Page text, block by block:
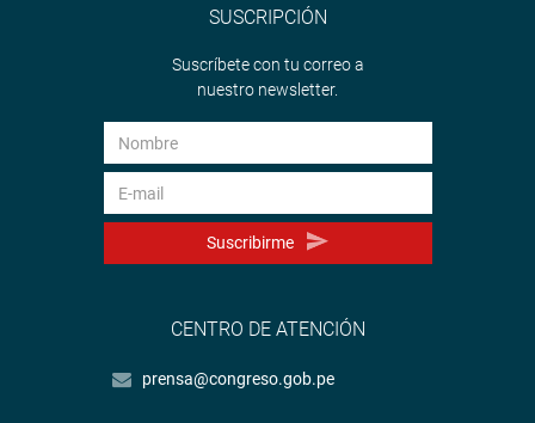
SUSCRIPCIÓN
Suscríbete con tu correo a
nuestro newsletter.
Suscribirme
CENTRO DE ATENCIÓN
prensa@congreso.gob.pe